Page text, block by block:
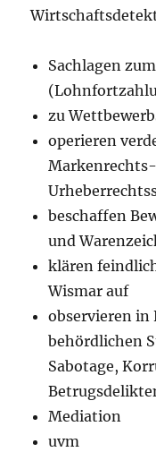
Sachlagen
zu
operieren
beschaffen
und
klären
Wismar auf
observieren in
behördlichen
Sabotage,
Mediation
uvm